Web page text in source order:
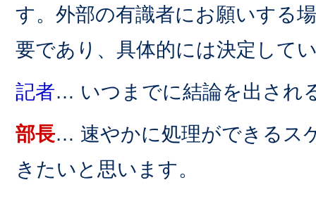
す。外部の有識者にお願いする
要であり、具体的には決定して
記者… いつまでに結論を出され
部長… 速やかに処理ができるス
きたいと思います。